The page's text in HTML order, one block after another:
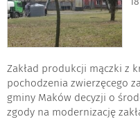
Zakład produkcji mączki z
pochodzenia zwierzęcego
gminy Maków decyzji o
zgody na modernizację